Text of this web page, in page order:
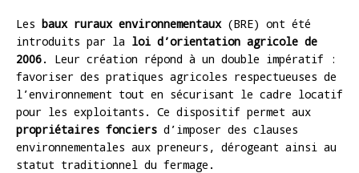
Les baux ruraux environnementaux(BRE) ont été
introduits par la loi d’orientation agricole de
2006. Leur création répond à un double impératif :
favoriser des pratiques agricoles respectueuses de
l’environnement tout en sécurisant le cadre locatif
pour les exploitants. Ce dispositif permet aux
propriétaires fonciers d’imposer des clauses
environnementales aux preneurs, dérogeant ainsi au
statut traditionnel du fermage.